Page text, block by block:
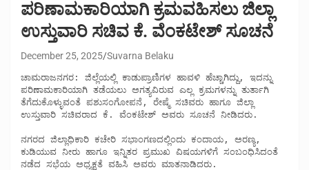
ಪರಿಣಾಮಕಾರಿಯಾಗಿ ಕ್ರಮವಹಿಸಲು ಜಿಲ್ಲಾ
ಉಸ್ತುವಾರಿ ಸಚಿವ ಕೆ. ವೆಂಕಟೇಶ್ ಸೂಚನೆ
December 25, 2025 Suvarna Belaku
ಚಾಮರಾಜನಗರ: ಜಿಲ್ಲೆಯಲ್ಲಿ ಕಾಡುಪ್ರಾಣಿಗಳ ಹಾವಳಿ ಹೆಚ್ಚಾಗಿದ್ದು, ಇದನ್ನು
ಪರಿಣಾಮಕಾರಿಯಾಗಿ ತಡೆಯಲು ಅಗತ್ಯವಿರುವ ಎಲ್ಲ ಕ್ರಮಗಳನ್ನು ತುರ್ತಾಗಿ
ತೆಗೆದುಕೊಳ್ಳುವಂತೆ ಪಶುಸಂಗೋಪನೆ, ರೇಷ್ಮೆ ಸಚಿವರು ಹಾಗೂ ಜಿಲ್ಲಾ
ಉಸ್ತುವಾರಿ ಸಚಿವರಾದ ಕೆ. ವೆಂಕಟೇಶ್ ಅವರು ಸೂಚನೆ ನೀಡಿದರು.
ನಗರದ ಜಿಲ್ಲಾಧಿಕಾರಿ ಕಚೇರಿ ಸಭಾಂಗಣದಲ್ಲಿಂದು ಕಂದಾಯ, ಅರಣ್ಯ,
ಕುಡಿಯುವ ನೀರು ಹಾಗೂ ಇನ್ನಿತರ ಪ್ರಮುಖ ವಿಷಯಗಳಿಗೆ ಸಂಬಂಧಿಸಿದಂತೆ
ನಡೆದ ಸಭೆಯ ಅಧ್ಯಕ್ಷತೆ ವಹಿಸಿ ಅವರು ಮಾತನಾಡಿದರು.